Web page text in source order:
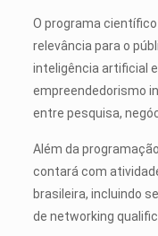
O programa
relevância para o
inteligência artificial
empreendedorismo
entre pesquisa,
Além da
contará com
brasileira, incluindo
de networking